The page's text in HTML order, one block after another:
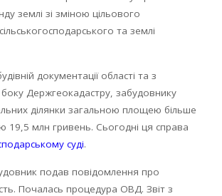
землі зі зміною цільового
та землі
документації області та з
Держгеокадастру, забудовнику
ділянки загальною площею більше
19,5 млн гривень. Сьогодні ця справа
суді.
подав повідомлення про
Почалась процедура ОВД. Звіт з